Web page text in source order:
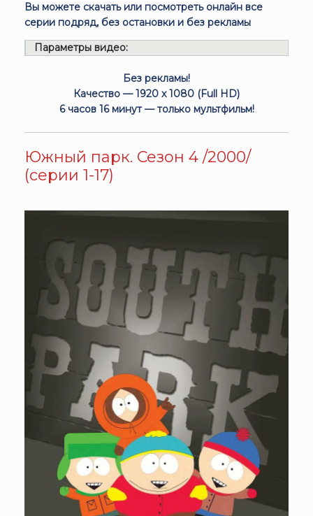
Вы можете скачать или посмотреть онлайн все
серии подряд, без остановки и без рекламы
Параметры видео:
Без рекламы!
Качество — 1920 x 1080 (Full HD)
6 часов 16 минут — только мультфильм!
Южный парк. Сезон 4 /2000/
(серии 1-17)